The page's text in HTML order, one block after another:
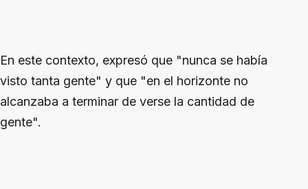
En este contexto, expresó que "nunca se había
visto tanta gente" y que "en el horizonte no
alcanzaba a terminar de verse la cantidad de
gente".